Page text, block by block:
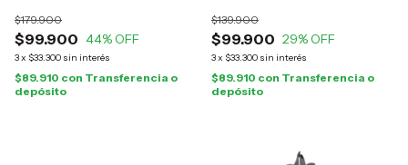
$99.900
$179.900
44% OFF
3x $33.300 sin interés
$89.910 con Transferencia o
depósito
$99.900
$139.900
29% OFF
3x $33.300 sin interés
$89.910 con Transferencia o
depósito